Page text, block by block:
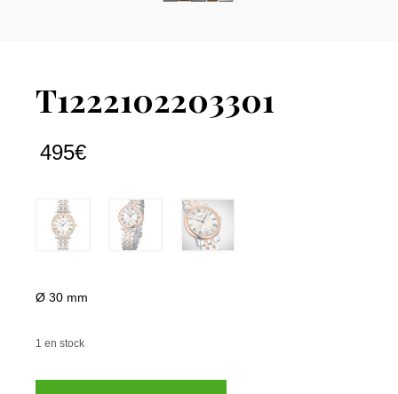
T1222102203301
495€
Ø 30 mm
1 en stock